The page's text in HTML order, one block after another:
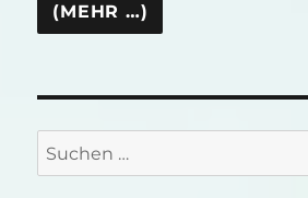
Suchen
nach: